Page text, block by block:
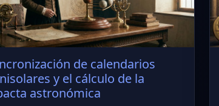
de calendarios
y el cálculo de la
astronómica